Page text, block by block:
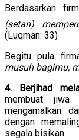
(setan)
(Luqman: 33)
Begitu pula
musuh bagimu,
4. Berjihad
membuat jiwa
mengamalkan
dengan
segala bisikan.